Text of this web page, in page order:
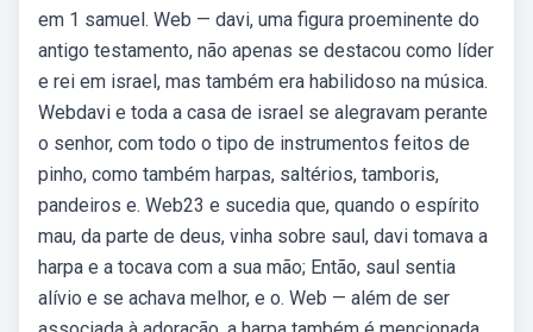
em 1 samuel. Web — davi, uma figura proeminente do
antigo testamento, não apenas se destacou como líder
e rei em israel, mas também era habilidoso na música.
Webdavi e toda a casa de israel se alegravam perante
o senhor, com todo o tipo de instrumentos feitos de
pinho, como também harpas, saltérios, tamboris,
pandeiros e. Web23 e sucedia que, quando o espírito
mau, da parte de deus, vinha sobre saul, davi tomava a
harpa e a tocava com a sua mão; Então, saul sentia
alívio e se achava melhor, e o. Web — além de ser